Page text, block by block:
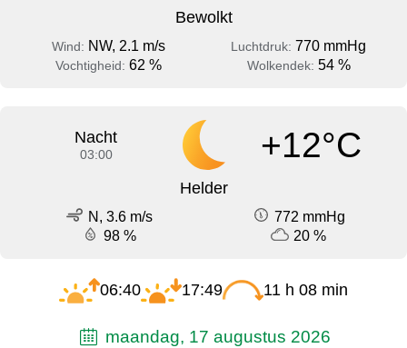
Bewolkt
Wind: NW, 2.1 m/s Luchtdruk: 770 mmHg
Vochtigheid: 62 % Wolkendek: 54 %
Nacht
03:00 +12°C
Helder
N, 3.6 m/s
772 mmHg
98 %
20 %
06:40 17:49 11 h 08 min
maandag, 17 augustus 2026